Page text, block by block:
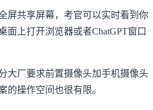
屏共享屏幕，考官可以实时看到你
面上打开浏览器或者ChatGPT窗口
大厂要求前置摄像头加手机摄像头
的操作空间也很有限。